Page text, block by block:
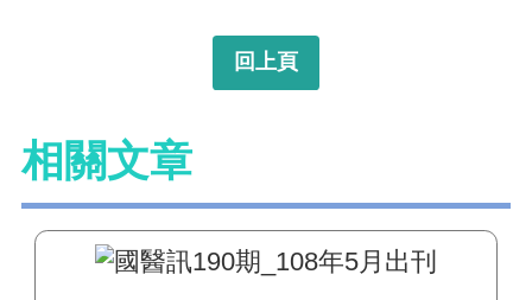
回上頁
相關文章